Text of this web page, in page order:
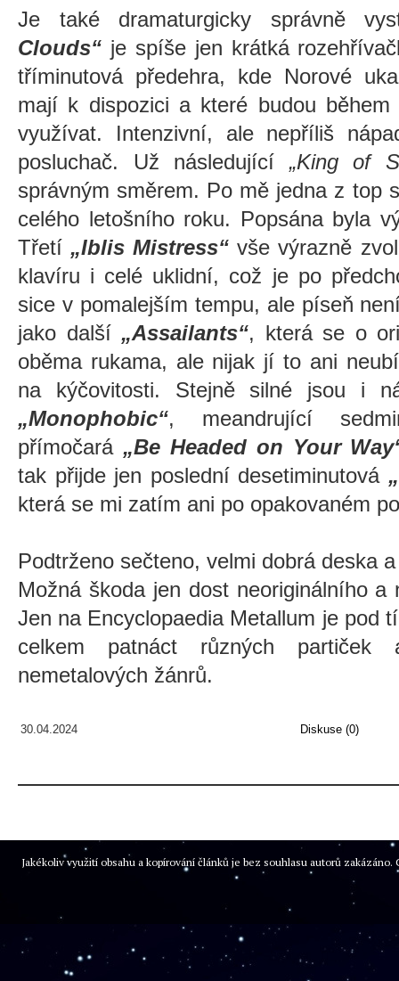
Je také dramaturgicky správně
Clouds“ je spíše jen krátká
tříminutová předehra, kde Norové
mají k dispozici a které budou
využívat. Intenzivní, ale nepříliš
posluchač. Už následující „King of
správným směrem. Po mě jedna z top
celého letošního roku. Popsána byla
Třetí „Iblis Mistress“ vše výrazně
klavíru i celé uklidní, což je po
sice v pomalejším tempu, ale píseň
jako další „Assailants“, která se o
oběma rukama, ale nijak jí to ani
na kýčovitosti. Stejně silné jsou i
„Monophobic“, meandrující
přímočará „Be Headed on Your
tak přijde jen poslední desetiminutová
která se mi zatím ani po opakovaném
Podtrženo sečteno, velmi dobrá deska
Možná škoda jen dost neoriginálního a
Jen na Encyclopaedia Metallum je pod
celkem patnáct různých
nemetalových žánrů.
30.04.2024 Diskuse (0)
Jakékoliv využití obsahu a kopírování článků je bez souhlasu autorů